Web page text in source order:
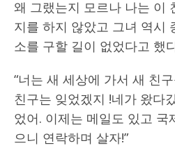
왜 그랬는지 모르나 나는 이
지를 하지 않았고 그녀 역시
소를 구할 길이 없었다고 했
“너는 새 세상에 가서 새 친
친구는 잊었겠지 !네가 왔다
었어. 이제는 메일도 있고 국
으니 연락하며 살자!”